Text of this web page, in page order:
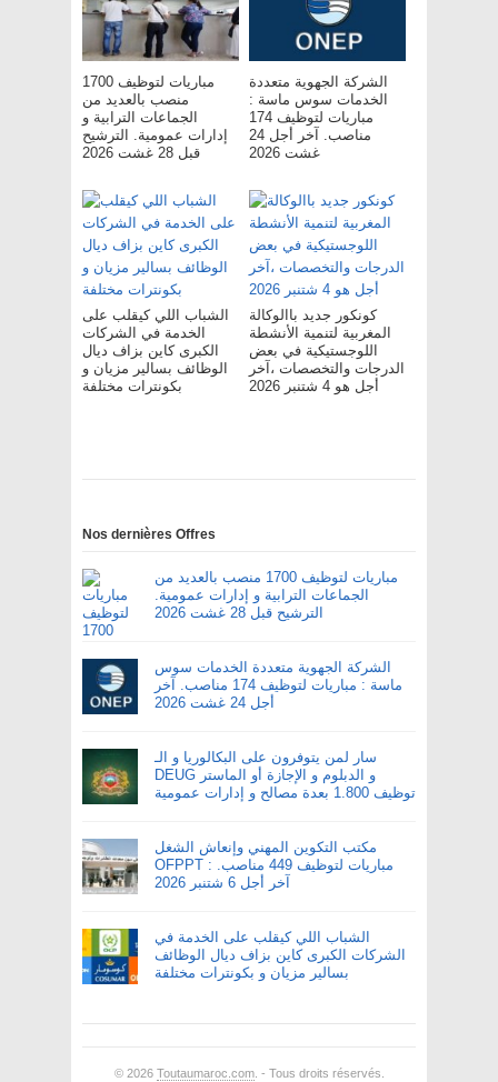
مباريات لتوظيف 1700
منصب بالعديد من
الجماعات الترابية و
إدارات عمومية. الترشيح
قبل 28 غشت 2026
الشركة الجهوية متعددة
الخدمات سوس ماسة :
مباريات لتوظيف 174
مناصب. آخر أجل 24
غشت 2026
الشباب اللي كيقلب على
الخدمة في الشركات
الكبرى كاين بزاف ديال
الوظائف بسالير مزيان و
بكونترات مختلفة
كونكور جديد باالوكالة
المغربية لتنمية الأنشطة
اللوجستيكية في بعض
الدرجات والتخصصات ،آخر
أجل هو 4 شتنبر 2026
Nos dernières Offres
مباريات لتوظيف 1700 منصب بالعديد من
الجماعات الترابية و إدارات عمومية.
الترشيح قبل 28 غشت 2026
الشركة الجهوية متعددة الخدمات سوس
ماسة : مباريات لتوظيف 174 مناصب. آخر
أجل 24 غشت 2026
سار لمن يتوفرون على البكالوريا و الـ
DEUG و الدبلوم و الإجازة أو الماستر
توظيف 1.800 بعدة مصالح و إدارات عمومية
مكتب التكوين المهني وإنعاش الشغل
OFPPT : مباريات لتوظيف 449 مناصب.
آخر أجل 6 شتنبر 2026
الشباب اللي كيقلب على الخدمة في
الشركات الكبرى كاين بزاف ديال الوظائف
بسالير مزيان و بكونترات مختلفة
© 2026 Toutaumaroc.com. - Tous droits réservés.